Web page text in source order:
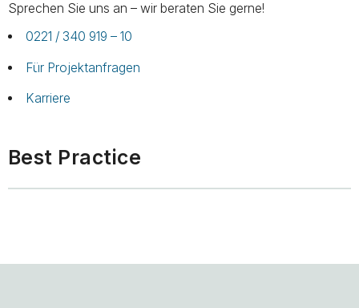
Sprechen Sie uns an – wir beraten Sie gerne!
0221 / 340 919 – 10
Für Projektanfragen
Karriere
Best Practice